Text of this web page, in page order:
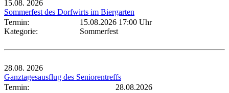
15.08. 2026
Sommerfest des Dorfwirts im Biergarten
Termin:
15.08.2026 17:00 Uhr
Kategorie:
Sommerfest
28.08. 2026
Ganztagesausflug des Seniorentreffs
Termin:
28.08.2026